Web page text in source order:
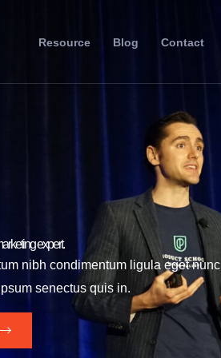
Resource Blog Contact
expert.
nibh condimentum ligula eget nunc
senectus quis in.